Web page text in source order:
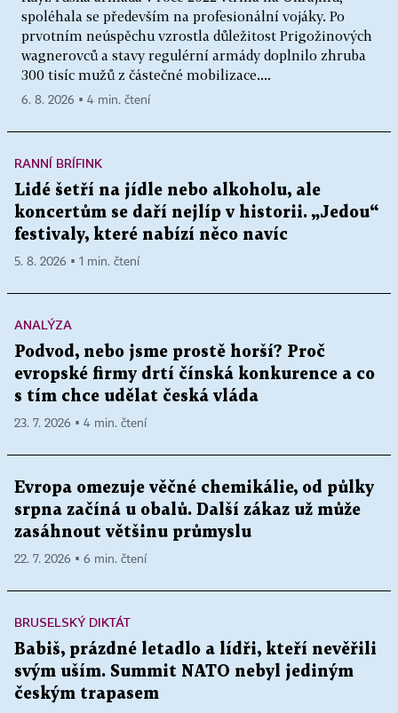
spoléhala se především na profesionální vojáky. Po
prvotním neúspěchu vzrostla důležitost Prigožinových
wagnerovců a stavy regulérní armády doplnilo zhruba
300 tisíc mužů z částečné mobilizace....
6. 8. 2026 ▪ 4 min. čtení
RANNÍ BRÍFINK
Lidé šetří na jídle nebo alkoholu, ale
koncertům se daří nejlíp v historii. „Jedou“
festivaly, které nabízí něco navíc
5. 8. 2026 ▪ 1 min. čtení
ANALÝZA
Podvod, nebo jsme prostě horší? Proč
evropské firmy drtí čínská konkurence a co
s tím chce udělat česká vláda
23. 7. 2026 ▪ 4 min. čtení
Evropa omezuje věčné chemikálie, od půlky
srpna začíná u obalů. Další zákaz už může
zasáhnout většinu průmyslu
22. 7. 2026 ▪ 6 min. čtení
BRUSELSKÝ DIKTÁT
Babiš, prázdné letadlo a lídři, kteří nevěřili
svým uším. Summit NATO nebyl jediným
českým trapasem